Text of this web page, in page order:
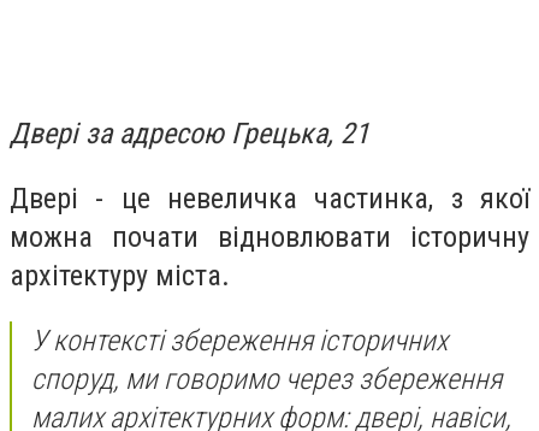
Двері за адресою Грецька, 21
Двері - це невеличка частинка, з якої
можна почати відновлювати історичну
архітектуру міста.
У контексті збереження історичних
споруд, ми говоримо через збереження
малих архітектурних форм: двері, навіси,